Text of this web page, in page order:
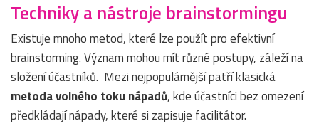
Techniky a nástroje brainstormingu
Existuje mnoho metod, které lze použít pro efektivní
brainstorming. Význam mohou mít různé postupy, záleží na
složení účastníků. Mezi nejpopulárnější patří klasická
metoda volného toku nápadů, kde účastníci bez omezení
předkládají nápady, které si zapisuje facilitátor.